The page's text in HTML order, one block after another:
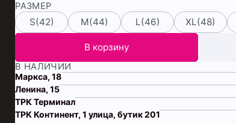
РАЗМЕР
S(42) М(44) L(46) XL(48)
В корзину
В НАЛИЧИИ
Маркса, 18
Ленина, 15
ТРК Терминал
ТРК Континент, 1 улица, бутик 201